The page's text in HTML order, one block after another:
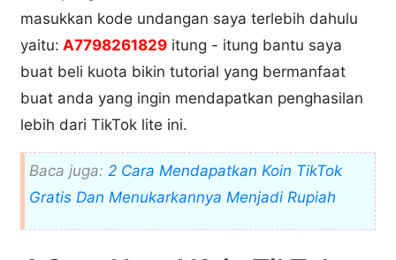
masukkan kode undangan saya terlebih dahulu
yaitu: A7798261829 itung - itung bantu saya
buat beli kuota bikin tutorial yang bermanfaat
buat anda yang ingin mendapatkan penghasilan
lebih dari TikTok lite ini.
Baca juga: 2 Cara Mendapatkan Koin TikTok
Gratis Dan Menukarkannya Menjadi Rupiah